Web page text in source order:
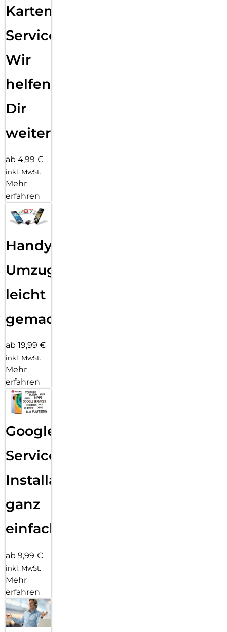
Karten
Service:
Wir
helfen
Dir
weiter
ab 4,99 €
inkl. MwSt.
Mehr
erfahren
Handy
Umzug
leicht
gemacht!
ab 19,99 €
inkl. MwSt.
Mehr
erfahren
Google
Services
Installation
ganz
einfach
ab 9,99 €
inkl. MwSt.
Mehr
erfahren